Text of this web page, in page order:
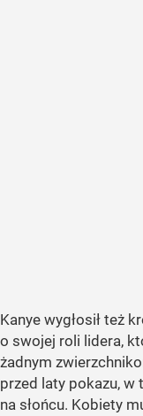
Kanye wygłosił też
o swojej roli lidera,
żadnym
przed laty pokazu,
na słońcu. Kobiety